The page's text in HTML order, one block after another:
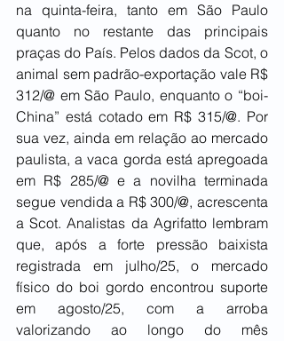
na quinta-feira, tanto em São Paulo
quanto no restante das principais
praças do País. Pelos dados da Scot, o
animal sem padrão-exportação vale R$
312/@ em São Paulo, enquanto o “boi-
China” está cotado em R$ 315/@. Por
sua vez, ainda em relação ao mercado
paulista, a vaca gorda está apregoada
em R$ 285/@ e a novilha terminada
segue vendida a R$ 300/@, acrescenta
a Scot. Analistas da Agrifatto lembram
que, após a forte pressão baixista
registrada em julho/25, o mercado
físico do boi gordo encontrou suporte
em agosto/25, com a arroba
valorizando ao longo do mês